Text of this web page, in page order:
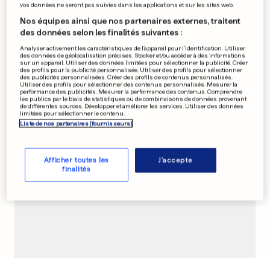
EMPLOI AU LUXEMBOURG
Les employés sont contents
de leur job
0 0
PUBLICITÉ
vos données ne seront pas suivies dans les applications et sur les sites web.
Nos équipes ainsi que nos partenaires externes, traitent
des données selon les finalités suivantes :
Analyser activement les caractéristiques de l’appareil pour l’identification. Utiliser
des données de géolocalisation précises. Stocker et/ou accéder à des informations
sur un appareil. Utiliser des données limitées pour sélectionner la publicité. Créer
des profils pour la publicité personnalisée. Utiliser des profils pour sélectionner
des publicités personnalisées. Créer des profils de contenus personnalisés.
Utiliser des profils pour sélectionner des contenus personnalisés. Mesurer la
performance des publicités. Mesurer la performance des contenus. Comprendre
les publics par le biais de statistiques ou de combinaisons de données provenant
de différentes sources. Développer et améliorer les services. Utiliser des données
limitées pour sélectionner le contenu.
Liste de nos partenaires (fournisseurs)
Afficher toutes les
finalités
J'accepte